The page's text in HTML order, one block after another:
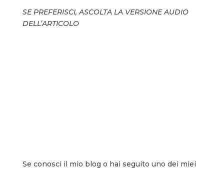
SE PREFERISCI, ASCOLTA LA VERSIONE AUDIO
DELL’ARTICOLO
Se conosci il mio blog o hai seguito uno dei miei